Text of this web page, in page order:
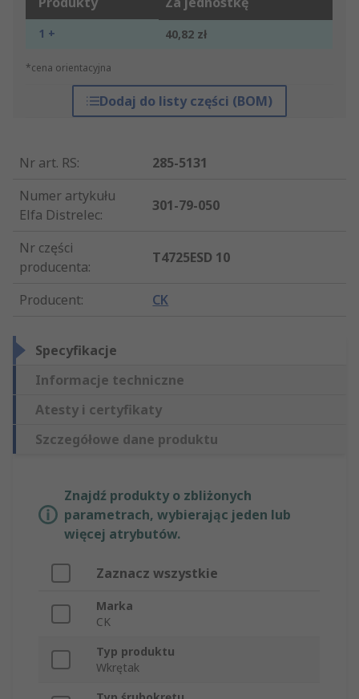
1 + 40,82 zł
*cena orientacyjna
Dodaj do listy części (BOM)
Nr art. RS:
285-5131
Numer artykułu
Elfa Distrelec:
301-79-050
Nr części
producenta:
T4725ESD 10
Producent: CK
Specyfikacje
Informacje techniczne
Atesty i certyfikaty
Szczegółowe dane produktu
Znajdź produkty o zbliżonych
parametrach, wybierając jeden lub
więcej atrybutów.
Zaznacz wszystkie
Marka
CK
Typ produktu
Wkrętak